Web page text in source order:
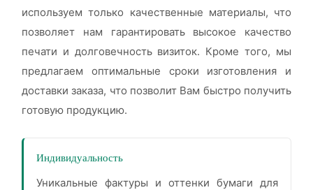
используем только качественные материалы, что
позволяет нам гарантировать высокое качество
печати и долговечность визиток. Кроме того, мы
предлагаем оптимальные сроки изготовления и
доставки заказа, что позволит Вам быстро получить
готовую продукцию.
Индивидуальность
Уникальные фактуры и оттенки бумаги для